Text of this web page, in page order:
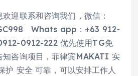
迎联系和咨询我们，微信：
Whats app：+63 912-
0912-222 优先使用TG免
知咨询项目，菲律宾MAKATI 实
护 安全 可靠，可以安排工作人